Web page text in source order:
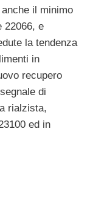
il minimo
22066, e
la tendenza
in
recupero
di
rialzista,
ed in